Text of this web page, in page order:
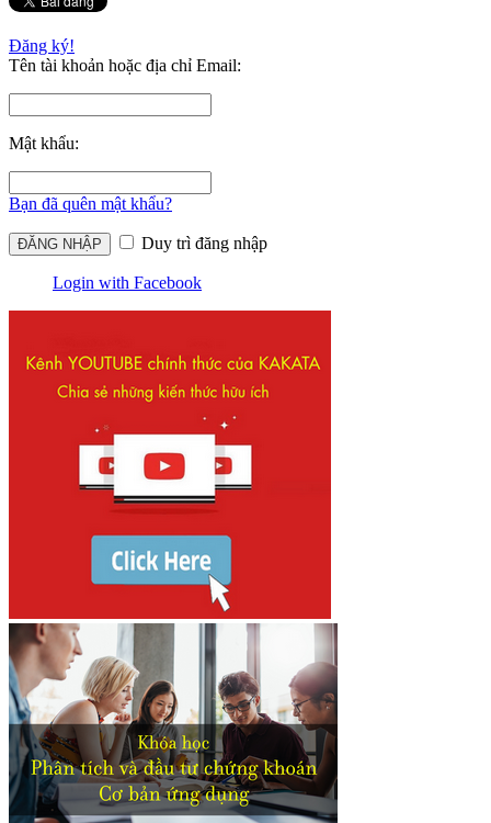
Đăng ký!
Tên tài khoản hoặc địa chỉ Email:
Mật khẩu:
Bạn đã quên mật khẩu?
Duy trì đăng nhập
Login with Facebook